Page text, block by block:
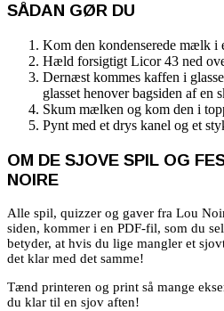
SÅDAN GØR DU
Kom den kondenserede mælk i
Hæld forsigtigt Licor 43 ned
Dernæst kommes kaffen i
glasset henover bagsiden af en
Skum mælken og kom den i
Pynt med et drys kanel og et
OM DE SJOVE SPIL OG
NOIRE
Alle spil, quizzer og gaver fra Lou
siden, kommer i en PDF-fil, som du
betyder, at hvis du lige mangler et
det klar med det samme!
Tænd printeren og print så mange
du klar til en sjov aften!